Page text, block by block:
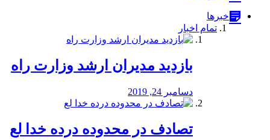
خبرها
تمام اخبار
بازدید مدیران ارشد وزارت راه
دسامبر 24, 2019
تصادف در محدوده درده خدا لع